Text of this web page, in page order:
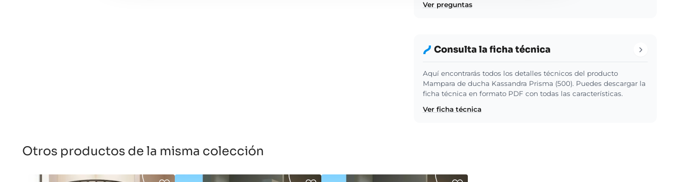
Ver preguntas
Consulta la ficha técnica
Aquí encontrarás todos los detalles técnicos del producto
Mampara de ducha Kassandra Prisma (500). Puedes descargar la
ficha técnica en formato PDF con todas las características.
Ver ficha técnica
Otros productos de la misma colección